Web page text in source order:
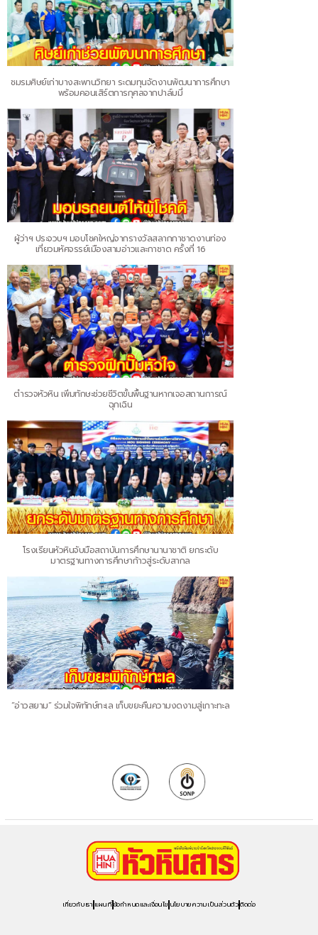
ชมรมศิษย์เก่าบางสะพานวิทยา ระดมทุนจัดงานพัฒนาการศึกษา
พร้อมคอนเสิร์ตการกุศลจากปาล์มมี่
ผู้ว่าฯ ประจวบฯ มอบโชคใหญ่จากรางวัลสลากกาชาดงานท่อง
เที่ยวมหัศจรรย์เมืองสามอ่าวและกาชาด ครั้งที่ 16
ตำรวจหัวหิน เพิ่มทักษะช่วยชีวิตขั้นพื้นฐานหากเจอสถานการณ์
ฉุกเฉิน
โรงเรียนหัวหินจับมือสถาบันการศึกษานานาชาติ ยกระดับ
มาตรฐานทางการศึกษาก้าวสู่ระดับสากล
“อ่าวสยาม” ร่วมใจพิทักษ์ทะเล เก็บขยะคืนความงดงามสู่เกาะทะล
เกี่ยวกับเรา แผนที่ ข้อกำหนดและเงื่อนไข นโยบายความเป็นส่วนตัวติดต่อ